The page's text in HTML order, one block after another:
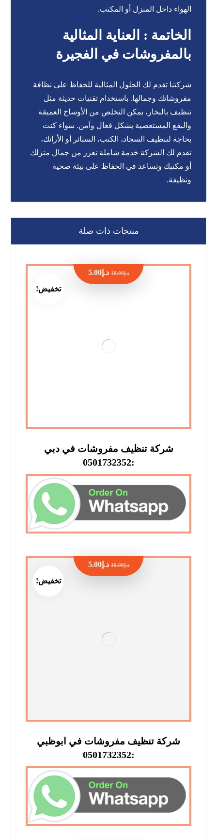
الهواء داخل المنزل أو المكتب.
الخاتمة : العناية المثالية
بالمفروشات في الفجيرة
شركتنا تقدم لك الحلول المثالية للحفاظ على نظافة
مفروشاتك وجمالها. باستخدام تقنيات حديثة مثل
تنظيف بالبخار، يمكن التخلص من الأوساخ العميقة
والبقع المستعصية بشكل فعال وآمن. سواء كنت
بحاجة لتنظيف السجاد، الكنب، الستائر أو الأرائك،
تقدم لك الشركة خدمة شاملة تعزز من جمال منزلك
أو مكتبك وتساعد في الحفاظ على بيئة صحية
ونظيفة.
منتجات ذات صلة
تخفيض!
شركة تنظيف مفروشات في دبي
:0501732352
د.إ10.00 د.إ5.00
تخفيض!
شركة تنظيف مفروشات في ابوظبي
:0501732352
د.إ10.00 د.إ5.00